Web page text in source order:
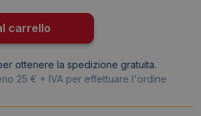
LC-
227XLBK
LC-
CYM
carrello
ottenere la spedizione gratuita.
25 € + IVA per effettuare l'ordine